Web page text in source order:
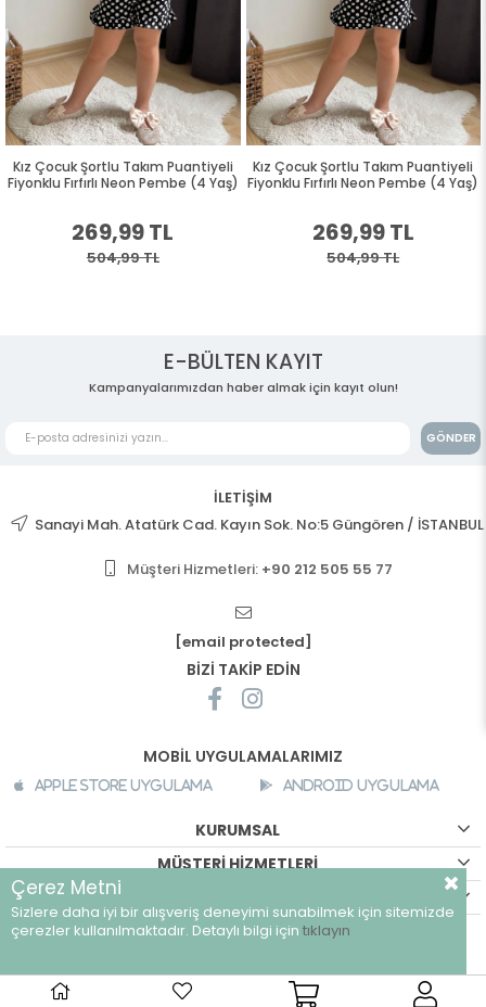
Kız Çocuk Şortlu Takım Puantiyeli
Fiyonklu Fırfırlı Neon Pembe (4 Yaş)
269,99 TL
504,99 TL
Kız Çocuk Şortlu Takım Puantiyeli
Fiyonklu Fırfırlı Neon Pembe (4 Yaş)
269,99 TL
504,99 TL
E-BÜLTEN KAYIT
Kampanyalarımızdan haber almak için kayıt olun!
GÖNDER
İLETİŞİM
Sanayi Mah. Atatürk Cad. Kayın Sok. No:5 Güngören / İSTANBUL
Müşteri Hizmetleri: +90 212 505 55 77
[email protected]
BİZİ TAKİP EDİN
MOBİL UYGULAMALARIMIZ
Apple Store Uygulama Android Uygulama
KURUMSAL
MÜŞTERİ HİZMETLERİ
©breeze.com.tr - Tüm hakları saklıdır.
Çerez Metni
Sizlere daha iyi bir alışveriş deneyimi sunabilmek için sitemizde
çerezler kullanılmaktadır. Detaylı bilgi için tıklayın